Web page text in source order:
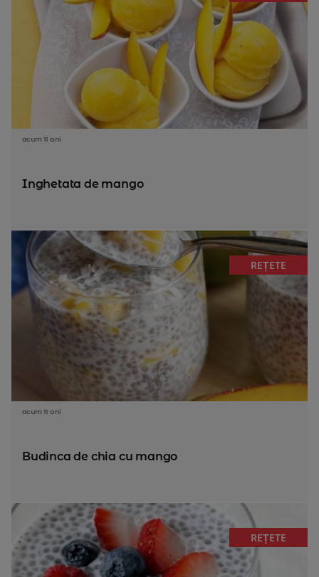
acum 11 ani
Inghetata de mango
REȚETE
acum 11 ani
Budinca de chia cu mango
REȚETE